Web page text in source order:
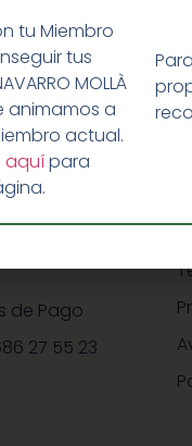
de Pago
27 55 23
tu Miembro
tus
MOLLÀ
animamos a
actual.
aquípara